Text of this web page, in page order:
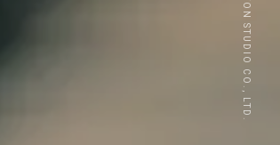
© PROCYON STUDIO CO., LTD.